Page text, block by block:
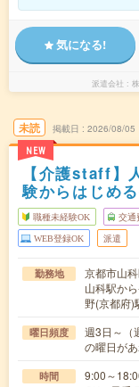
気になる!
派遣会社
未読
NEW
掲載日 2026/08/05
【介護staff】
験からはじめ
職種未経験OK 交通
WEB登録OK 派遣
勤務地
京都市山
山科駅か
野(京都府)
曜日頻度
週3日～（
の曜日が
時間
9:00～